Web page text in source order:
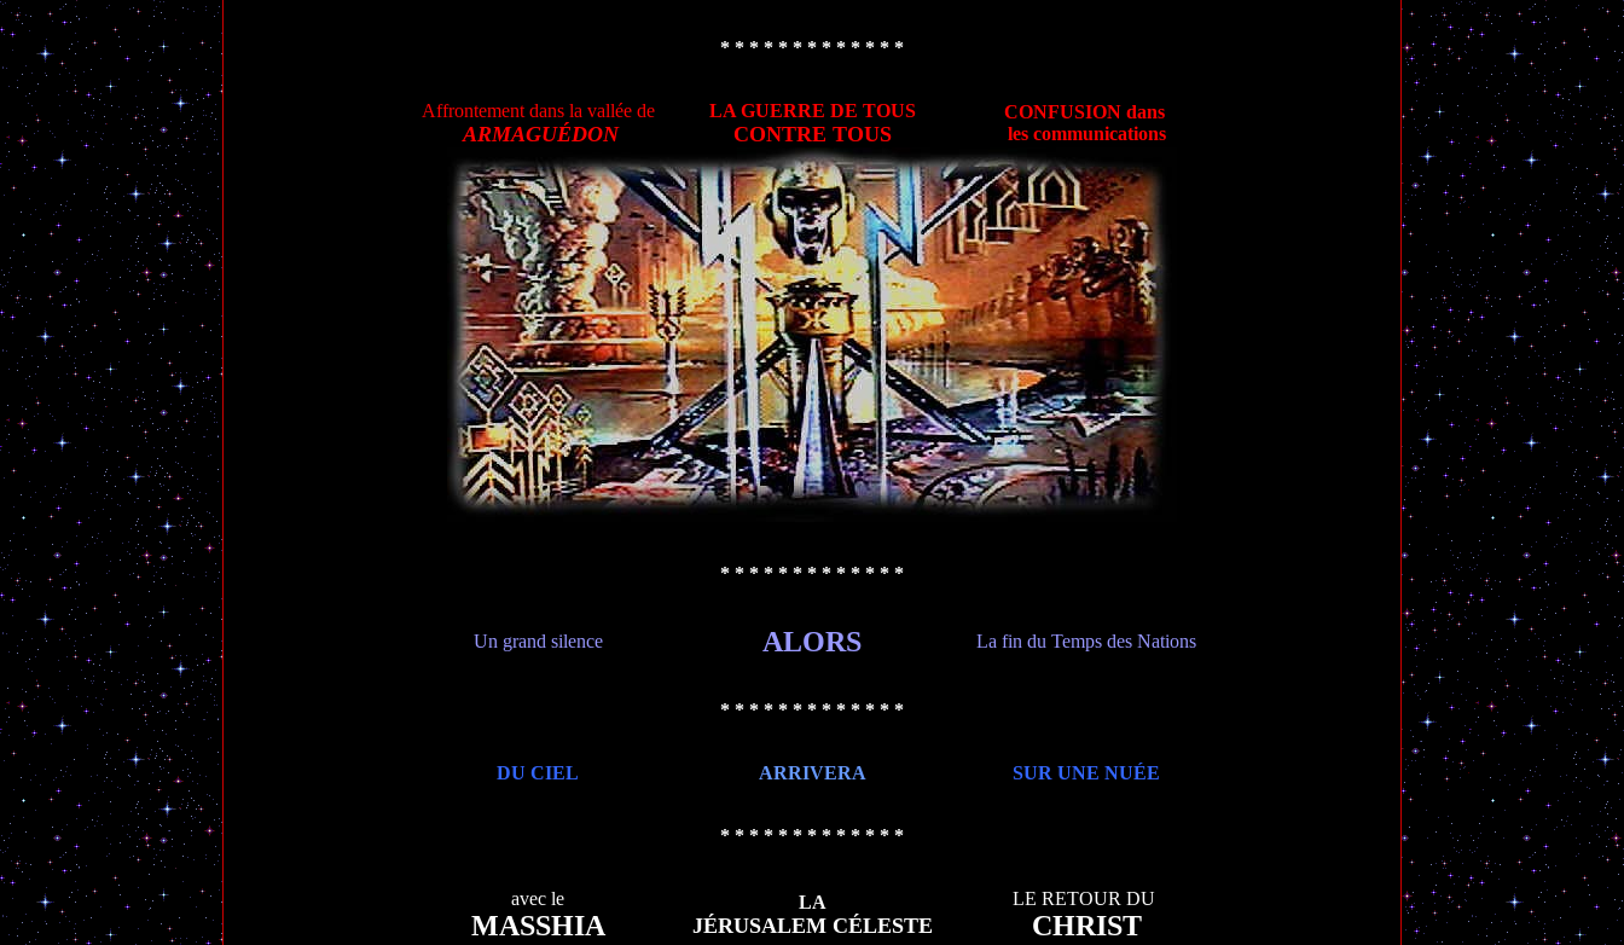
* * * * * * * * * * * * *
Affrontement dans la vallée de
ARMAGUÉDON
LA GUERRE DE TOUS
CONTRE TOUS
CONFUSION dans
les communications
* * * * * * * * * * * * *
Un grand silence ALORS La fin du Temps des Nations
* * * * * * * * * * * * *
DU CIEL ARRIVERA SUR UNE NUÉE
* * * * * * * * * * * * *
avec le
MASSHIA
LA
JÉRUSALEM CÉLESTE
LE RETOUR DU
CHRIST